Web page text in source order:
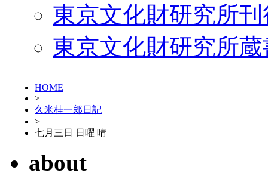
東京文化財研究所
東京文化財研究所
HOME
>
久米桂一郎日記
>
七月三日 日曜 晴
about